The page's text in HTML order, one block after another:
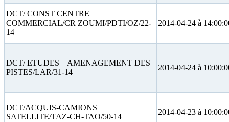
DCT/ CONST CENTRE
COMMERCIAL/CR ZOUMI/PDTI/OZ/22-
14
2014-04-24 à
DCT/ ETUDES – AMENAGEMENT DES
PISTES/LAR/31-14
2014-04-24 à
DCT/ACQUIS-CAMIONS
SATELLITE/TAZ-CH-TAO/50-14
2014-04-23 à